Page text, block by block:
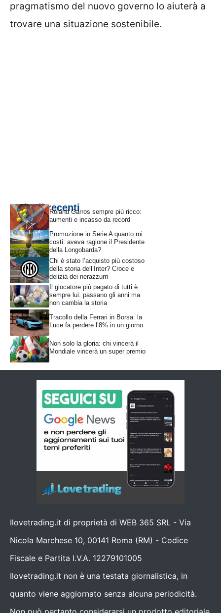
pragmatismo del nuovo governo lo aiuterà a
trovare una situazione sostenibile.
Articoli recentiRoland Garros sempre più ricco:
aumenti e incasso da record
Promozione in Serie A quanto mi
costi: aveva ragione il Presidente
della Longobarda?
Chi è stato l’acquisto più costoso
della storia dell’Inter? Croce e
delizia dei nerazzurri
Il giocatore più pagato di tutti è
sempre lui: passano gli anni ma
non cambia la storia
Tracollo della Ferrari in Borsa: la
Luce fa perdere l’8% in un giorno
Non solo la gloria: chi vincerà il
Mondiale vincerà un super premio
Ilovetrading.it di proprietà di WEB 365 SRL - Via
Nicola Marchese 10, 00141 Roma (RM) - Codice
Fiscale e Partita I.V.A. 12279101005
Ilovetrading.it non è una testata giornalistica, in
quanto viene aggiornato senza alcuna periodicità.